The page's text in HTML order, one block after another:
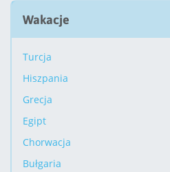
Wakacje
Turcja
Hiszpania
Grecja
Egipt
Chorwacja
Bułgaria